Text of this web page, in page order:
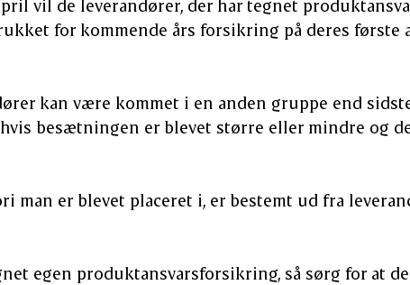
vil de leverandører, der har tegnet
for kommende års forsikring på deres første
kan være kommet i en anden gruppe end
besætningen er blevet større eller mindre og
man er blevet placeret i, er bestemt ud fra
egen produktansvarsforsikring, så sørg for at